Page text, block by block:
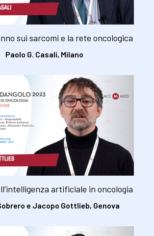
sui sarcomi e la rete oncologica
Paolo G. Casali, Milano
artificiale in oncologia
e Jacopo Gottlieb, Genova